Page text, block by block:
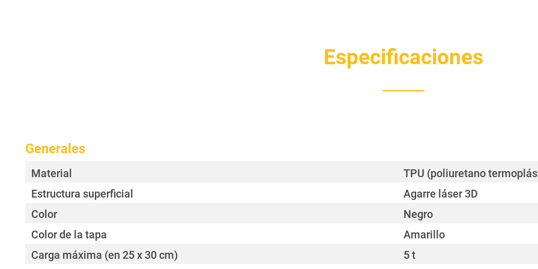
Especificaciones
Generales
Material
TPU (poliuretano
Estructura superficial
Agarre láser 3D
Color
Negro
Color de la tapa
Amarillo
Carga máxima (en 25 x 30 cm)
5 t